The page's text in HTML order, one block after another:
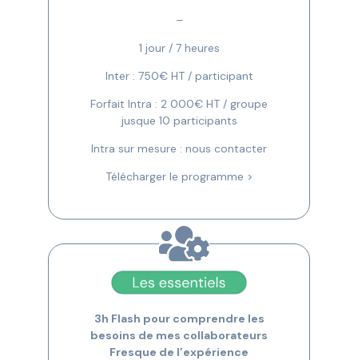
–
1 jour / 7 heures
Inter : 750€ HT / participant
Forfait Intra : 2 000€ HT / groupe
jusque 10 participants
Intra sur mesure : nous contacter
Télécharger le programme >
3h Flash pour comprendre les
besoins de mes collaborateurs
Fresque de l’expérience